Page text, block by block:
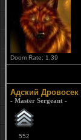
Doom Rate: 1.39
Адский Дровосек
- Master Sergeant -
552